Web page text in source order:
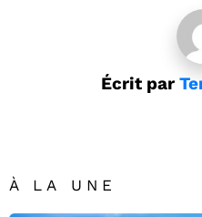
Écrit par
À LA UNE